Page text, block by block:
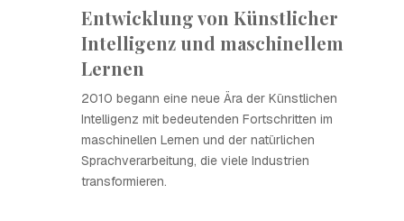
Entwicklung von Künstlicher
Intelligenz und maschinellem
Lernen
2010 begann eine neue Ära der Künstlichen
Intelligenz mit bedeutenden Fortschritten im
maschinellen Lernen und der natürlichen
Sprachverarbeitung, die viele Industrien
transformieren.